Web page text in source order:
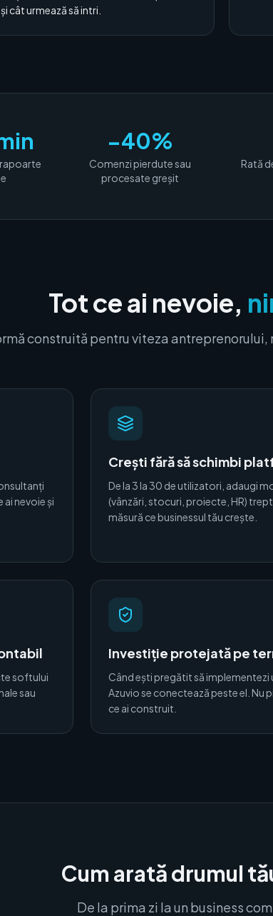
cât urmează să intri.
−40%
Comenzi pierdute sau
procesate greșit
Rată
Tot ce ai nevoie,
construită pentru viteza
nevoie și
Crești fără să schimbi
De la 3 la 30 de utilizatori, adaugi
(vânzări, stocuri, proiecte, HR)
măsură ce businessul tău crește.
softului
sau
Investiție protejată pe
Când ești pregătit să implementezi
Azuvio se conectează peste el. Nu
ce ai construit.
Cum arată drumul
De la prima zi la un business